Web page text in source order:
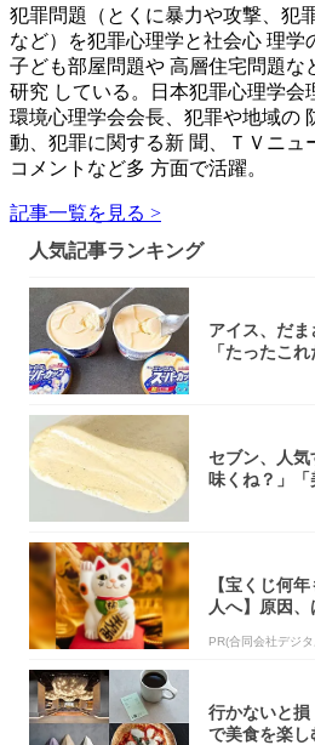
犯罪問題（とくに暴力や攻撃、犯
など）を犯罪心理学と社会心 理学
子ども部屋問題や 高層住宅問題な
研究 している。日本犯罪心理学会
環境心理学会会長、犯罪や地域の
動、犯罪に関する新 聞、ＴＶニュ
コメントなど多 方面で活躍。
記事一覧を見る >
人気記事ランキング
アイス、だ
「たったこ
セブン、人
味くね？」
【宝くじ何
人へ】原因
PR(合同会社デジ
行かないと損
で美食を楽し